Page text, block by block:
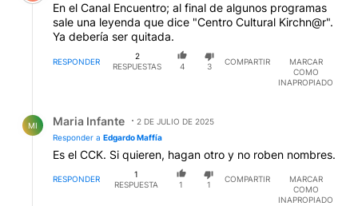
En el Canal Encuentro; al final de algunos programas
sale una leyenda que dice "Centro Cultural Kirchn@r".
Ya debería ser quitada.
RESPONDER
2
RESPUESTAS
4 3
COMPARTIR
MARCAR
COMO
INAPROPIADO
MI Maria Infante
2 DE JULIO DE 2025
Responder a Edgardo Maffía
Es el CCK. Si quieren, hagan otro y no roben nombres.
RESPONDER
1
RESPUESTA
1 1
COMPARTIR
MARCAR
COMO
INAPROPIADO